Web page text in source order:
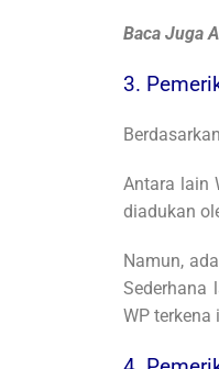
Baca Juga
3.
Antara lain
diadukan
Namun,
Sederhana
WP